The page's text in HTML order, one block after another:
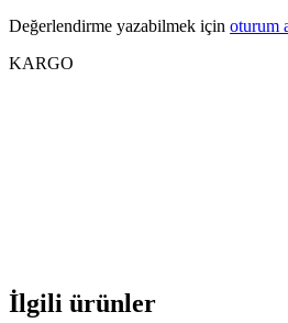
Değerlendirme yazabilmek için oturum
KARGO
İlgili ürünler